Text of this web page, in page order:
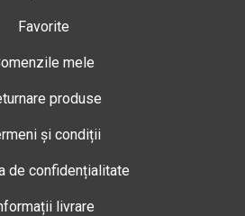
Favorite
mele
produse
și condiții
de confidențialitate
livrare